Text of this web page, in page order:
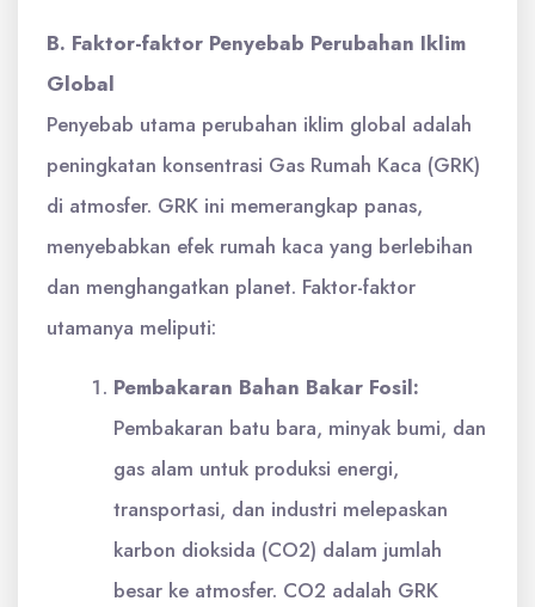
B. Faktor-faktor Penyebab Perubahan Iklim
Global
Penyebab utama perubahan iklim global adalah
peningkatan konsentrasi Gas Rumah Kaca (GRK)
di atmosfer. GRK ini memerangkap panas,
menyebabkan efek rumah kaca yang berlebihan
dan menghangatkan planet. Faktor-faktor
utamanya meliputi:
Pembakaran Bahan Bakar Fosil:
Pembakaran batu bara, minyak bumi, dan
gas alam untuk produksi energi,
transportasi, dan industri melepaskan
karbon dioksida (CO2) dalam jumlah
besar ke atmosfer. CO2 adalah GRK